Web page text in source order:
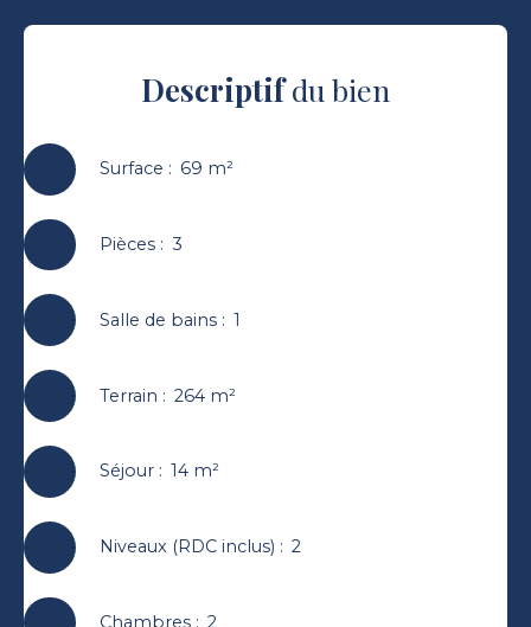
Descriptifdu bien
Surface : 69 m²
Pièces: 3
Salle de bains: 1
Terrain : 264 m²
Séjour: 14 m²
Niveaux (RDC inclus) : 2
Chambres: 2